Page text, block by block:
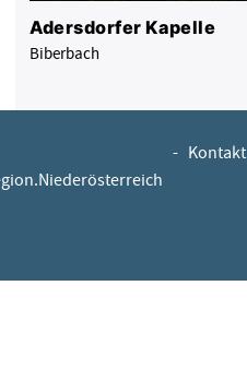
Adersdorfer Kapelle
Biberbach
- Kontakt